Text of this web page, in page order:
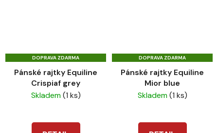
DOPRAVA ZDARMA
Pánské rajtky Equiline
Crispiaf grey
Skladem(1 ks)
DOPRAVA ZDARMA
Pánské rajtky Equiline
Mior blue
Skladem(1 ks)